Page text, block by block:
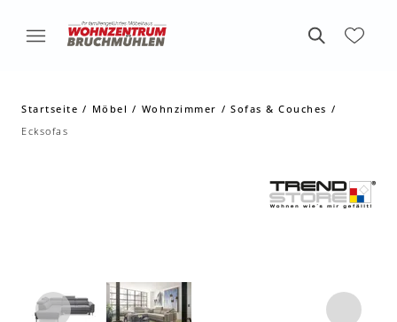
Startseite Möbel Wohnzimmer
Sofas & Couches
Ecksofas